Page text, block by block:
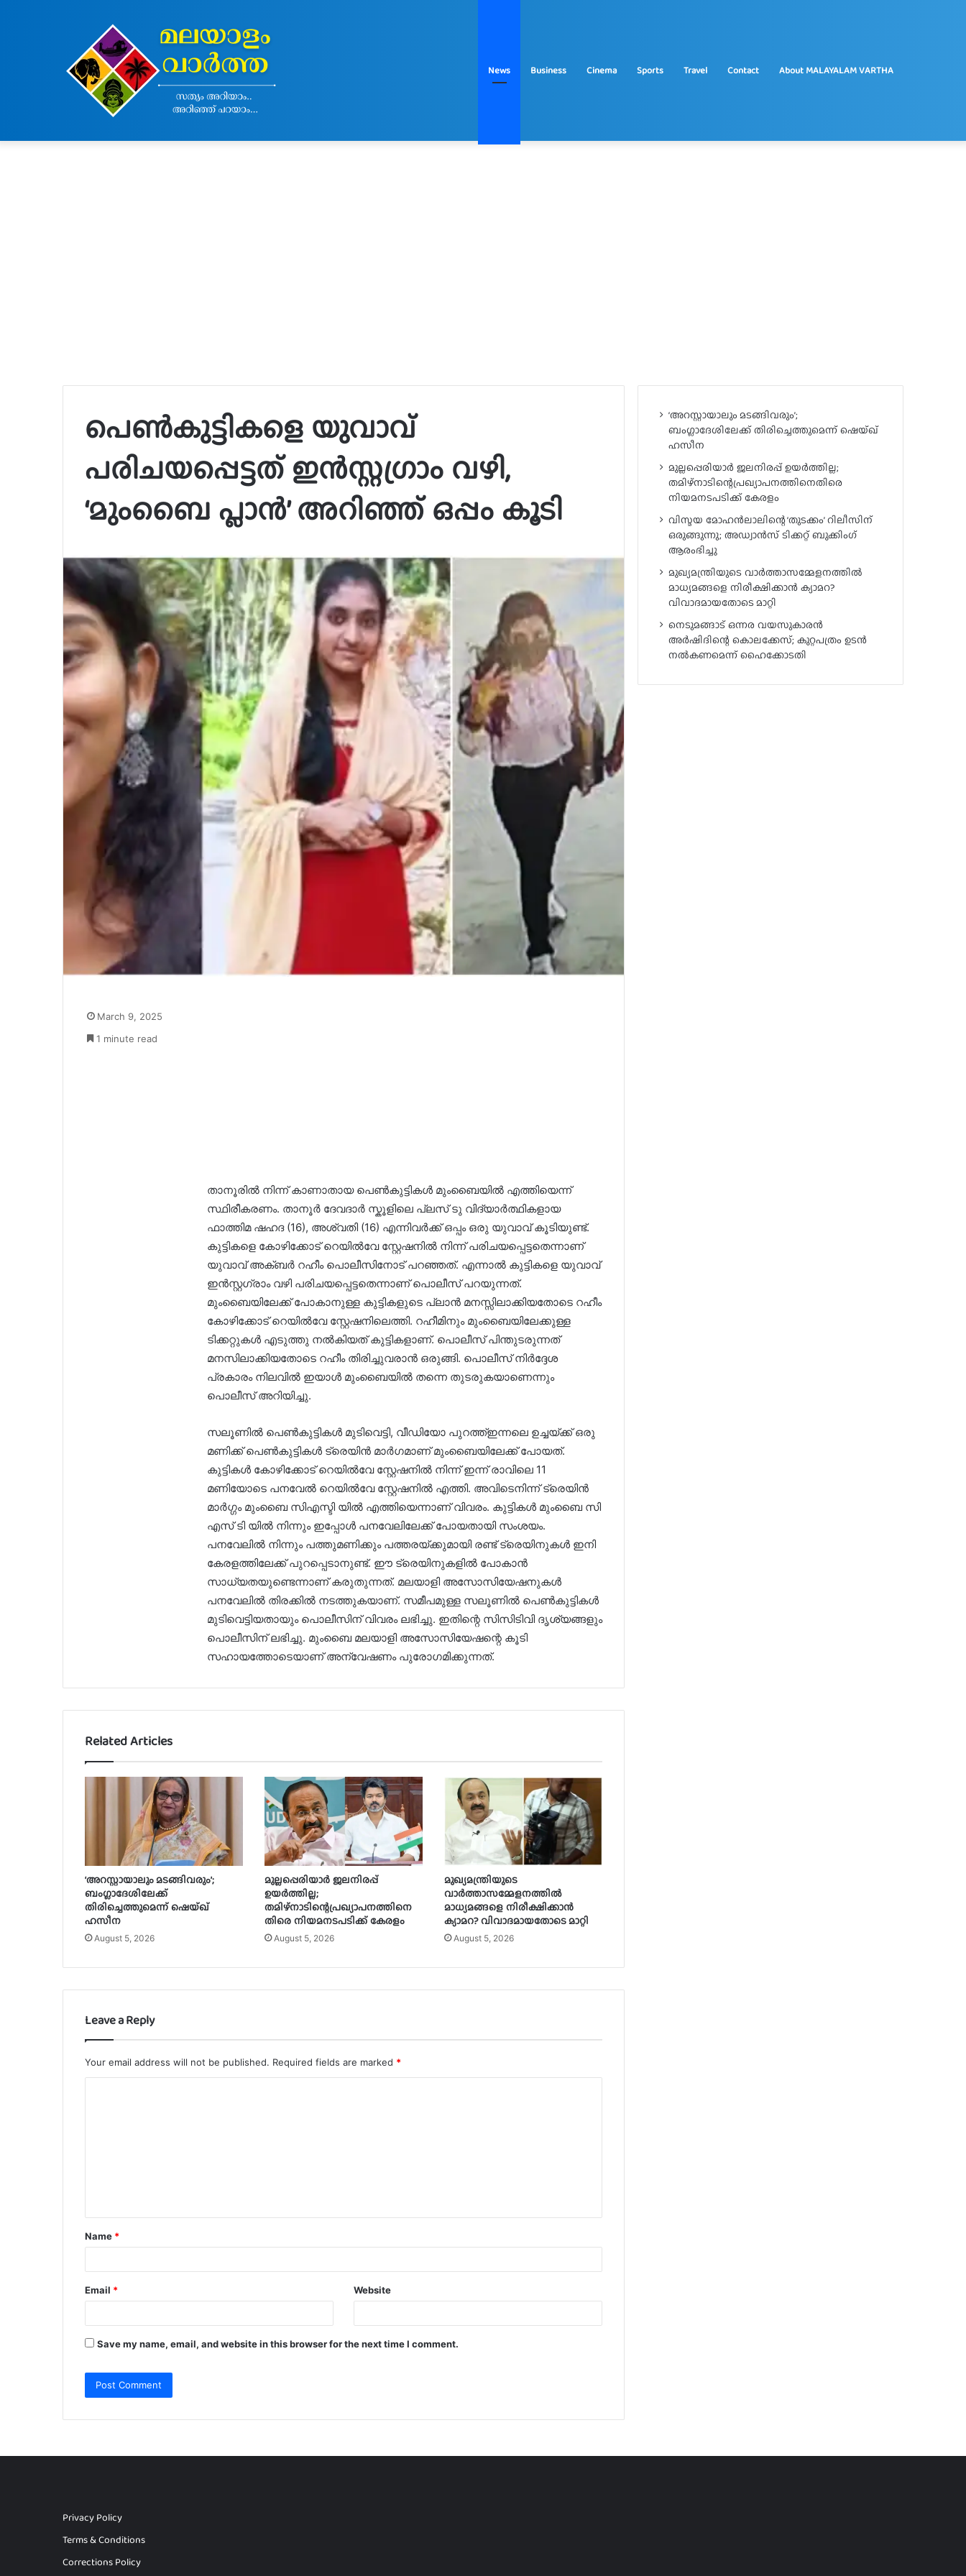
News Business Cinema Sports Travel Contact About MALAYALAM VARTHA
പെൺകുട്ടികളെ യുവാവ്
പരിചയപ്പെട്ടത് ഇൻസ്റ്റഗ്രാം വഴി,
‘മുംബൈ പ്ലാൻ’ അറിഞ്ഞ് ഒപ്പം കൂടി
താനൂരിൽ നിന്ന് കാണാതായ പെൺകുട്ടികൾ മുംബൈയിൽ എത്തിയെന്ന്
സ്ഥിരീകരണം. താനൂർ ദേവദാർ സ്കൂളിലെ പ്ലസ് ടു വിദ്യാർത്ഥികളായ
ഫാത്തിമ ഷഹദ (16), അശ്വതി (16) എന്നിവർക്ക് ഒപ്പം ഒരു യുവാവ് കൂടിയുണ്ട്.
കുട്ടികളെ കോഴിക്കോട് റെയിൽവേ സ്റ്റേഷനിൽ നിന്ന് പരിചയപ്പെട്ടതെന്നാണ്
യുവാവ് അക്ബർ റഹീം പൊലീസിനോട് പറഞ്ഞത്. എന്നാൽ കുട്ടികളെ യുവാവ്
ഇൻസ്റ്റഗ്രാം വഴി പരിചയപ്പെട്ടതെന്നാണ് പൊലീസ് പറയുന്നത്.
മുംബൈയിലേക്ക് പോകാനുള്ള കുട്ടികളുടെ പ്ലാൻ മനസ്സിലാക്കിയതോടെ റഹീം
കോഴിക്കോട് റെയിൽവേ സ്റ്റേഷനിലെത്തി. റഹീമിനും മുംബൈയിലേക്കുള്ള
ടിക്കറ്റുകൾ എടുത്തു നൽകിയത് കുട്ടികളാണ്. പൊലീസ് പിന്തുടരുന്നത്
മനസിലാക്കിയതോടെ റഹീം തിരിച്ചുവരാൻ ഒരുങ്ങി. പൊലീസ് നിർദ്ദേശ
പ്രകാരം നിലവിൽ ഇയാൾ മുംബൈയിൽ തന്നെ തുടരുകയാണെന്നും
പൊലീസ് അറിയിച്ചു.
സലൂണിൽ പെൺകുട്ടികൾ മുടിവെട്ടി, വീഡിയോ പുറത്ത്ഇന്നലെ ഉച്ചയ്ക്ക് ഒരു
മണിക്ക് പെൺകുട്ടികൾ ട്രെയിൻ മാർഗമാണ് മുംബൈയിലേക്ക് പോയത്.
കുട്ടികൾ കോഴിക്കോട് റെയിൽവേ സ്റ്റേഷനിൽ നിന്ന് ഇന്ന് രാവിലെ 11
മണിയോടെ പനവേൽ റെയിൽവേ സ്റ്റേഷനിൽ എത്തി. അവിടെനിന്ന് ട്രെയിൻ
മാർഗ്ഗം മുംബൈ സിഎസ്ടി യിൽ എത്തിയെന്നാണ് വിവരം. കുട്ടികൾ മുംബൈ സി
എസ് ടി യിൽ നിന്നും ഇപ്പോൾ പനവേലിലേക്ക് പോയതായി സംശയം.
പനവേലിൽ നിന്നും പത്തുമണിക്കും പത്തരയ്ക്കുമായി രണ്ട് ട്രെയിനുകൾ ഇനി
കേരളത്തിലേക്ക് പുറപ്പെടാനുണ്ട്. ഈ ട്രെയിനുകളിൽ പോകാൻ
സാധ്യതയുണ്ടെന്നാണ് കരുതുന്നത്. മലയാളി അസോസിയേഷനുകൾ
പനവേലിൽ തിരക്കിൽ നടത്തുകയാണ്. സമീപമുള്ള സലൂണിൽ പെൺകുട്ടികൾ
മുടിവെട്ടിയതായും പൊലീസിന് വിവരം ലഭിച്ചു. ഇതിന്റെ സിസിടിവി ദൃശ്യങ്ങളും
പൊലീസിന് ലഭിച്ചു. മുംബൈ മലയാളി അസോസിയേഷന്റെ കൂടി
സഹായത്തോടെയാണ് അന്വേഷണം പുരോഗമിക്കുന്നത്.
March 9, 2025
1 minute read
Related Articles
‘അറസ്റ്റായാലും മടങ്ങിവരും’;
ബംഗ്ലാദേശിലേക്ക്
തിരിച്ചെത്തുമെന്ന് ഷെയ്ഖ്
ഹസീന
August 5, 2026
മുല്ലപ്പെരിയാർ ജലനിരപ്പ്
ഉയർത്തില്ല;
തമിഴ്‌നാടിന്റെപ്രഖ്യാപനത്തിനെ
തിരെ നിയമനടപടിക്ക് കേരളം
August 5, 2026
മുഖ്യമന്ത്രിയുടെ
വാർത്താസമ്മേളനത്തിൽ
മാധ്യമങ്ങളെ നിരീക്ഷിക്കാൻ
ക്യാമറ? വിവാദമായതോടെ മാറ്റി
August 5, 2026
Leave a Reply
Your email address will not be published. Required fields are marked *
t
*
Name *
Email * Website
Save my name, email, and website in this browser for the next time I comment.
‘അറസ്റ്റായാലും മടങ്ങിവരും’;
ബംഗ്ലാദേശിലേക്ക് തിരിച്ചെത്തുമെന്ന് ഷെയ്ഖ്
ഹസീന
മുല്ലപ്പെരിയാർ ജലനിരപ്പ് ഉയർത്തില്ല;
തമിഴ്‌നാടിന്റെപ്രഖ്യാപനത്തിനെതിരെ
നിയമനടപടിക്ക് കേരളം
വിസ്മയ മോഹൻലാലിന്റെ ‘തുടക്കം’ റിലീസിന്
ഒരുങ്ങുന്നു; അഡ്വാൻസ് ടിക്കറ്റ് ബുക്കിംഗ്
ആരംഭിച്ചു
മുഖ്യമന്ത്രിയുടെ വാർത്താസമ്മേളനത്തിൽ
മാധ്യമങ്ങളെ നിരീക്ഷിക്കാൻ ക്യാമറ?
വിവാദമായതോടെ മാറ്റി
നെടുമങ്ങാട് ഒന്നര വയസുകാരൻ
അർഷിദിന്റെ കൊലക്കേസ്; കുറ്റപത്രം ഉടൻ
നൽകണമെന്ന് ഹൈക്കോടതി
Privacy Policy
Terms & Conditions
Corrections Policy